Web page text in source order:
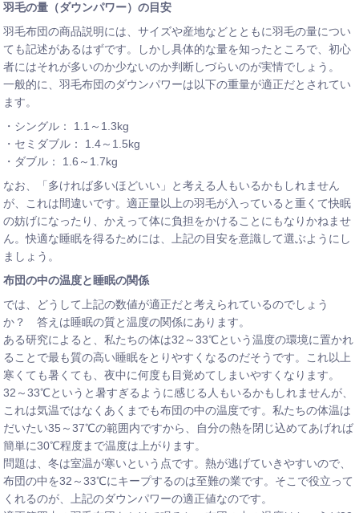
羽毛の量（ダウンパワー）の目安
羽毛布団の商品説明には、サイズや産地などとともに羽毛の量につい
ても記述があるはずです。しかし具体的な量を知ったところで、初心
者にはそれが多いのか少ないのか判断しづらいのが実情でしょう。
一般的に、羽毛布団のダウンパワーは以下の重量が適正だとされてい
ます。
・シングル： 1.1～1.3kg
・セミダブル： 1.4～1.5kg
・ダブル： 1.6～1.7kg
なお、「多ければ多いほどいい」と考える人もいるかもしれません
が、これは間違いです。適正量以上の羽毛が入っていると重くて快眠
の妨げになったり、かえって体に負担をかけることにもなりかねませ
ん。快適な睡眠を得るためには、上記の目安を意識して選ぶようにし
ましょう。
布団の中の温度と睡眠の関係
では、どうして上記の数値が適正だと考えられているのでしょう
か？ 答えは睡眠の質と温度の関係にあります。
ある研究によると、私たちの体は32～33℃という温度の環境に置かれ
ることで最も質の高い睡眠をとりやすくなるのだそうです。これ以上
寒くても暑くても、夜中に何度も目覚めてしまいやすくなります。
32～33℃というと暑すぎるように感じる人もいるかもしれませんが、
これは気温ではなくあくまでも布団の中の温度です。私たちの体温は
だいたい35～37℃の範囲内ですから、自分の熱を閉じ込めてあげれば
簡単に30℃程度まで温度は上がります。
問題は、冬は室温が寒いという点です。熱が逃げていきやすいので、
布団の中を32～33℃にキープするのは至難の業です。そこで役立って
くれるのが、上記のダウンパワーの適正値なのです。